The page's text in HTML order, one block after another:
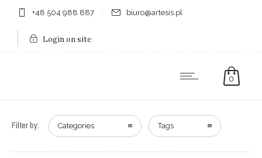
+48 504 988 887 biuro@artesis.pl
Login on site
0
Filter by: Categories Tags